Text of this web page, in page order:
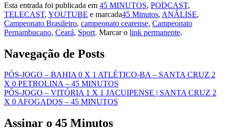
Esta entrada foi publicada em 45 MINUTOS, PODCAST,
TELECAST, YOUTUBE e marcada45 Minutos, ANÁLISE,
Campeonato Brasileiro, campeonato cearense, Campeonato
Pernambucano, Ceará, Sport. Marcar o link permanente.
Navegação de Posts
PÓS-JOGO – BAHIA 0 X 1 ATLÉTICO-BA – SANTA CRUZ 2
X 0 PETROLINA – 45 MINUTOS
PÓS-JOGO – VITÓRIA 1 X 1 JACUIPENSE | SANTA CRUZ 2
X 0 AFOGADOS – 45 MINUTOS
Assinar o 45 Minutos